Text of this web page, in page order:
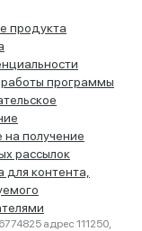
продукта
программы
на получение
рассылок
для контента,
адрес 111250,